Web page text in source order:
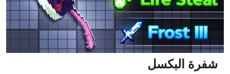
شفرة البكسل